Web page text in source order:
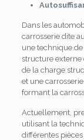
Dans les
carrosserie dite
une technique
structure
de la charge
et une
formant la
Actuellement,
utilisant la
différentes